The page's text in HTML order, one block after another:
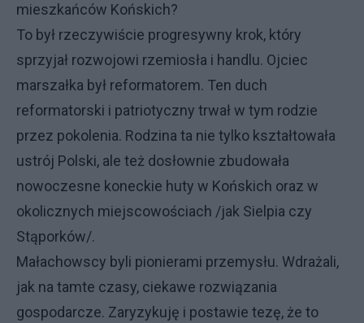
mieszkańców Końskich?
To był rzeczywiście progresywny krok, który
sprzyjał rozwojowi rzemiosła i handlu. Ojciec
marszałka był reformatorem. Ten duch
reformatorski i patriotyczny trwał w tym rodzie
przez pokolenia. Rodzina ta nie tylko kształtowała
ustrój Polski, ale też dosłownie zbudowała
nowoczesne koneckie huty w Końskich oraz w
okolicznych miejscowościach /jak Sielpia czy
Stąporków/.
Małachowscy byli pionierami przemysłu. Wdrażali,
jak na tamte czasy, ciekawe rozwiązania
gospodarcze. Zaryzykuję i postawie tezę, że to